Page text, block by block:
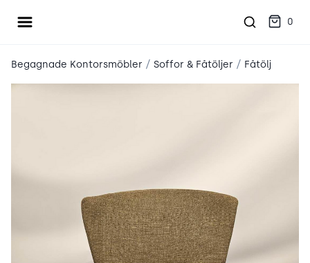
Öppna meny 0
Begagnade Kontorsmöbler / Soffor & Fåtöljer / Fåtölj